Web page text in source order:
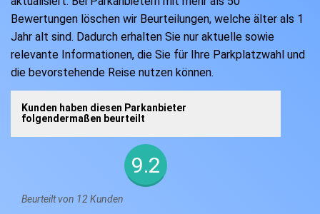
Bewertungen löschen wir Beurteilungen, welche älter als 1
Jahr alt sind. Dadurch erhalten Sie nur aktuelle sowie
relevante Informationen, die Sie für Ihre Parkplatzwahl und
die bevorstehende Reise nutzen können.
Kunden haben diesen Parkanbieter
folgendermaßen beurteilt
9.2
Beurteilt von 12 Kunden